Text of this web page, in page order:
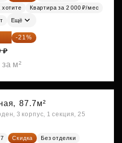
хотите
Квартира за 2 000 ₽/мес
Ещё
₽ -21%
₽
м²
87.7м²
3 корпус, 1 секция, 25
Скидка
Без отделки